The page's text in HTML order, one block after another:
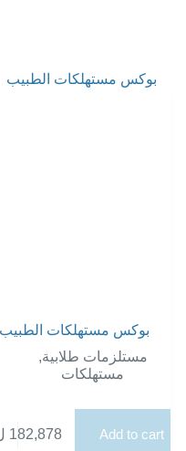
بوكس مستهلكات الطبيب
مستلزمات طلابية,
مستهلكات
182,878 Add to cart